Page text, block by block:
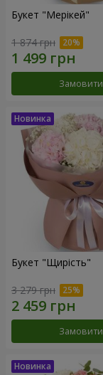
Букет "Мерікей"
1 874 грн
Замовити
Букет "Щирість"
3 279 грн
Замовити